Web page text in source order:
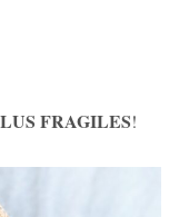
FRAGILES!